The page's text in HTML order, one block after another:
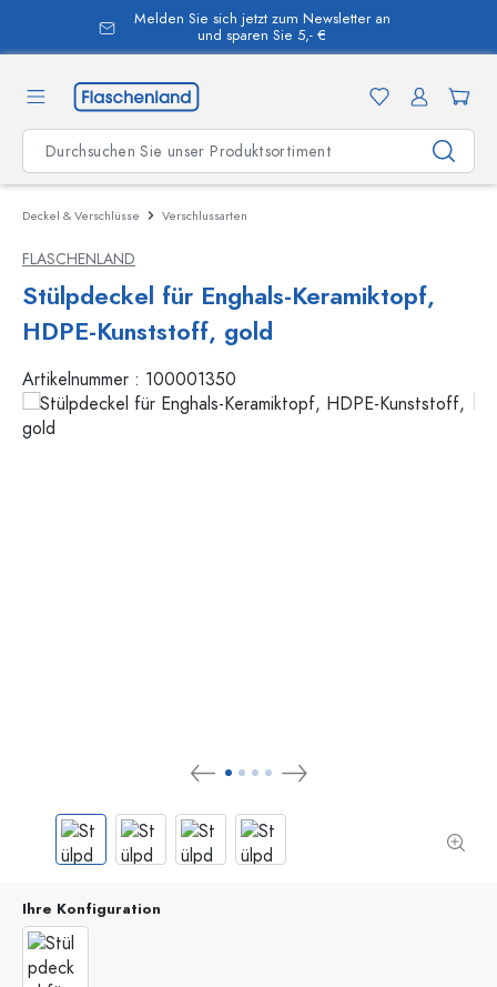
springen
Melden Sie sich jetzt zum Newsletter an
und sparen Sie 5,- €
Deckel & Verschlüsse Verschlussarten
FLASCHENLAND
Stülpdeckel für Enghals-Keramiktopf,
HDPE-Kunststoff, gold
Artikelnummer : 100001350
Ihre Konfiguration